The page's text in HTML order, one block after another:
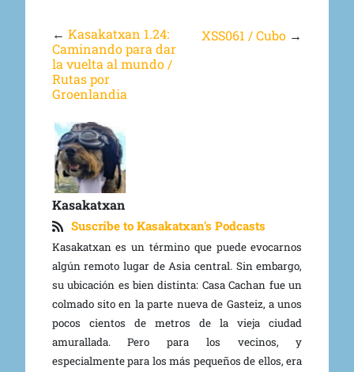
← Kasakatxan 1.24:
Caminando para dar
la vuelta al mundo /
Rutas por
Groenlandia
XSS061 / Cubo →
Kasakatxan
Suscribe to Kasakatxan's Podcasts
Kasakatxan es un término que puede evocarnos
algún remoto lugar de Asia central. Sin embargo,
su ubicación es bien distinta: Casa Cachan fue un
colmado sito en la parte nueva de Gasteiz, a unos
pocos cientos de metros de la vieja ciudad
amurallada. Pero para los vecinos, y
especialmente para los más pequeños de ellos, era